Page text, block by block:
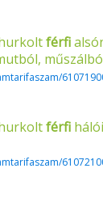
férfi
férfi